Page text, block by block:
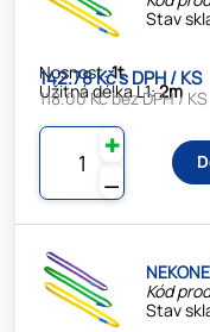
Stav
Nosnost:1t
Užitná délka L1:2m
142.78 Kč s DPH / KS
118.00 Kč bez DPH / KS
⚊
✚
Kód
Stav